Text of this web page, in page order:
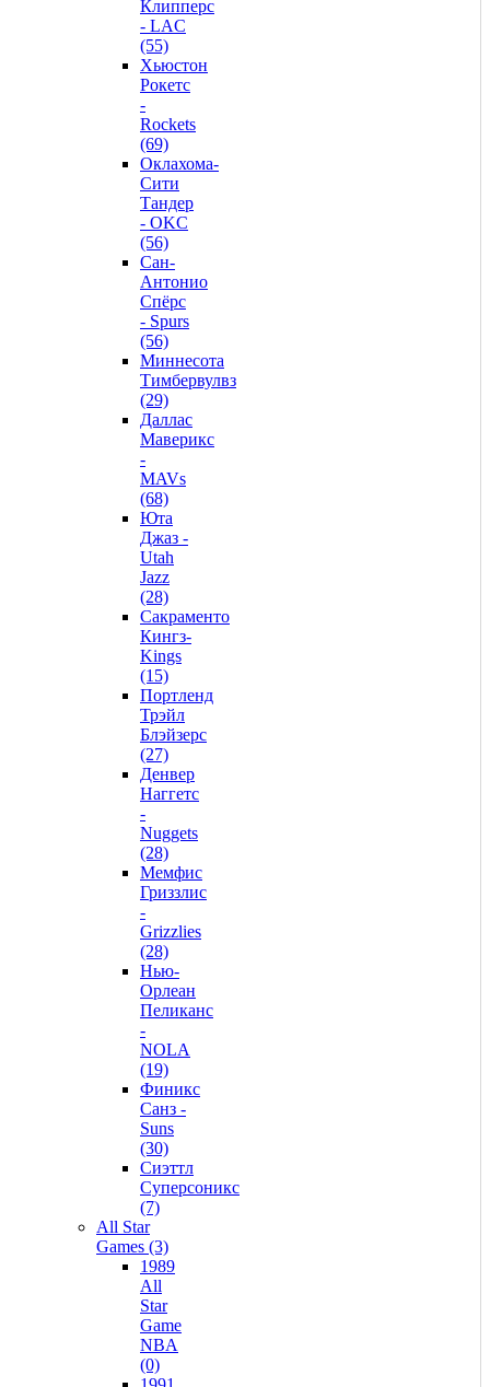
Клипперс
- LAC
(55)
Хьюстон
Рокетс
-
Rockets
(69)
Оклахома-
Сити
Тандер
- OKC
(56)
Сан-
Антонио
Спёрс
- Spurs
(56)
Миннесота
Тимбервулвз
(29)
Даллас
Маверикс
-
MAVs
(68)
Юта
Джаз -
Utah
Jazz
(28)
Сакраменто
Кингз-
Kings
(15)
Портленд
Трэйл
Блэйзерс
(27)
Денвер
Наггетс
-
Nuggets
(28)
Мемфис
Гриззлис
-
Grizzlies
(28)
Нью-
Орлеан
Пеликанс
-
NOLA
(19)
Финикс
Санз -
Suns
(30)
Сиэттл
Суперсоникс
(7)
All Star
Games (3)
1989
All
Star
Game
NBA
(0)